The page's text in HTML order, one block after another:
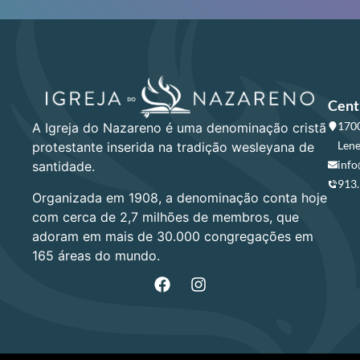
A Igreja do Nazareno é uma denominação cristã
protestante inserida na tradição wesleyana de
santidade.
Organizada em 1908, a denominação conta hoje
com cerca de 2,7 milhões de membros, que
adoram em mais de 30.000 congregações em
165 áreas do mundo.